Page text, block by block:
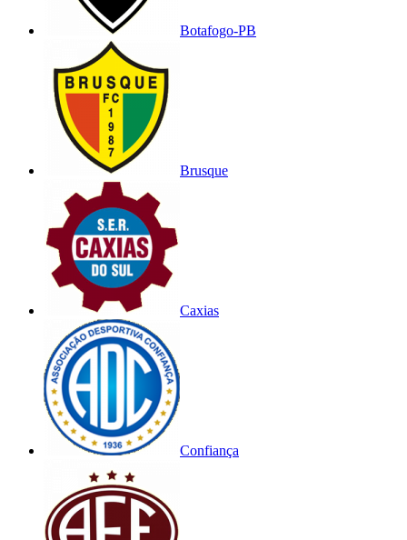
Botafogo-PB
Brusque
Caxias
Confiança